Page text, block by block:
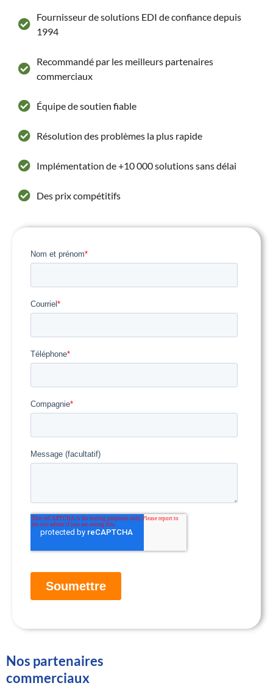
Fournisseur de solutions EDI de confiance depuis
1994
Recommandé par les meilleurs partenaires
commerciaux
Équipe de soutien fiable
Résolution des problèmes la plus rapide
Implémentation de +10 000 solutions sans délai
Des prix compétitifs
Nos partenaires
commerciaux